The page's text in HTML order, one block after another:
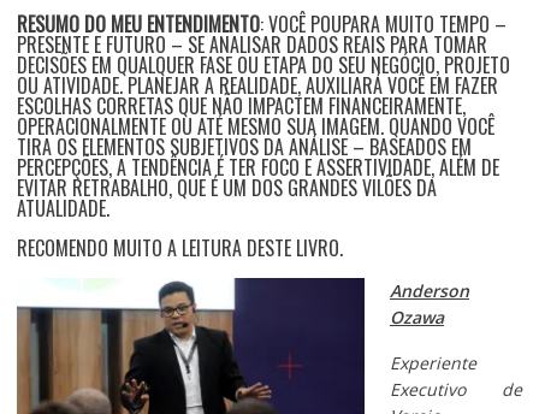
RESUMO DO MEU ENTENDIMENTO: VOCÊ POUPARA MUITO TEMPO –
PRESENTE E FUTURO – SE ANALISAR DADOS REAIS PARA TOMAR
DECISÕES EM QUALQUER FASE OU ETAPA DO SEU NEGÓCIO, PROJETO
OU ATIVIDADE. PLANEJAR A REALIDADE, AUXILIARÁ VOCÊ EM FAZER
ESCOLHAS CORRETAS QUE NÃO IMPACTEM FINANCEIRAMENTE,
OPERACIONALMENTE OU ATÉ MESMO SUA IMAGEM. QUANDO VOCÊ
TIRA OS ELEMENTOS SUBJETIVOS DA ANÁLISE – BASEADOS EM
PERCEPÇÕES, A TENDÊNCIA É TER FOCO E ASSERTIVIDADE, ALÉM DE
EVITAR RETRABALHO, QUE É UM DOS GRANDES VILÕES DA
ATUALIDADE.
RECOMENDO MUITO A LEITURA DESTE LIVRO.
Anderson
Ozawa
Experiente
Executivo de